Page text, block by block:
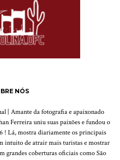
NÓS
| Amante da fotografia e apaixonado
Ferreira uniu suas paixões e fundou o
! Lá, mostra diariamente os principais
intuito de atrair mais turistas e mostrar
grandes coberturas oficiais como São